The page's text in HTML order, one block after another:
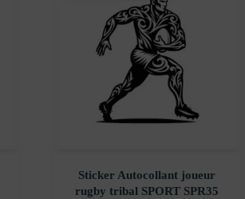
plus
ancien
Sticker Autocollant joueur
rugby tribal SPORT SPR35